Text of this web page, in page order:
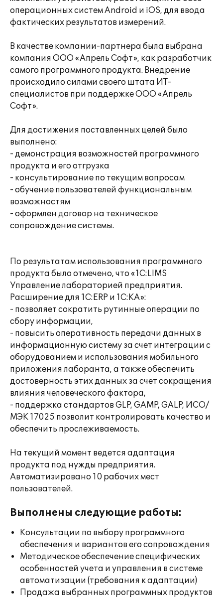
операционных систем Android и iOS, для ввода
фактических результатов измерений.
В качестве компании-партнера была выбрана
компания ООО «Апрель Софт», как разработчик
самого программного продукта. Внедрение
происходило силами своего штата ИТ-
специалистов при поддержке ООО «Апрель
Софт».
Для достижения поставленных целей было
выполнено:
- демонстрация возможностей программного
продукта и его отгрузка
- консультирование по текущим вопросам
- обучение пользователей функциональным
возможностям
- оформлен договор на техническое
сопровождение системы.
По результатам использования программного
продукта было отмечено, что «1С:LIMS
Управление лабораторией предприятия.
Расширение для 1С:ERP и 1С:КА»:
- позволяет сократить рутинные операции по
сбору информации,
- повысить оперативность передачи данных в
информационную систему за счет интеграции с
оборудованием и использования мобильного
приложения лаборанта, а также обеспечить
достоверность этих данных за счет сокращения
влияния человеческого фактора,
- поддержка стандартов GLP, GAMP, GALP, ИСО/
МЭК 17025 позволит контролировать качество и
обеспечить прослеживаемость.
На текущий момент ведется адаптация
продукта под нужды предприятия.
Автоматизировано 10 рабочих мест
пользователей.
Выполнены следующие работы:
Консультации по выбору программного
обеспечения и вариантов его сопровождения
Методическое обеспечение специфических
особенностей учета и управления в системе
автоматизации (требования к адаптации)
Продажа выбранных программных продуктов